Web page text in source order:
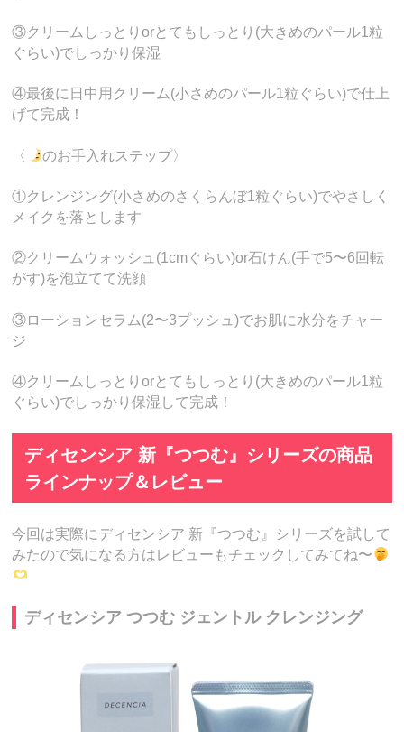
③クリームしっとりorとてもしっとり(大きめのパール1粒
ぐらい)でしっかり保湿
④最後に日中用クリーム(小さめのパール1粒ぐらい)で仕上
げて完成！
〈 のお手入れステップ〉
①クレンジング(小さめのさくらんぼ1粒ぐらい)でやさしく
メイクを落とします
②クリームウォッシュ(1cmぐらい)or石けん(手で5〜6回転
がす)を泡立てて洗顔
③ローションセラム(2〜3プッシュ)でお肌に水分をチャー
ジ
④クリームしっとりorとてもしっとり(大きめのパール1粒
ぐらい)でしっかり保湿して完成！
ディセンシア 新『つつむ』シリーズの商品
ラインナップ＆レビュー
今回は実際にディセンシア 新『つつむ』シリーズを試して
みたので気になる方はレビューもチェックしてみてね〜
ディセンシア つつむ ジェントル クレンジング